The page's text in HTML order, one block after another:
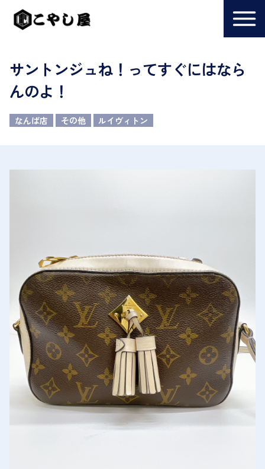
サントンジュね！ってすぐにはなら
んのよ！
なんば店 その他 ルイヴィトン